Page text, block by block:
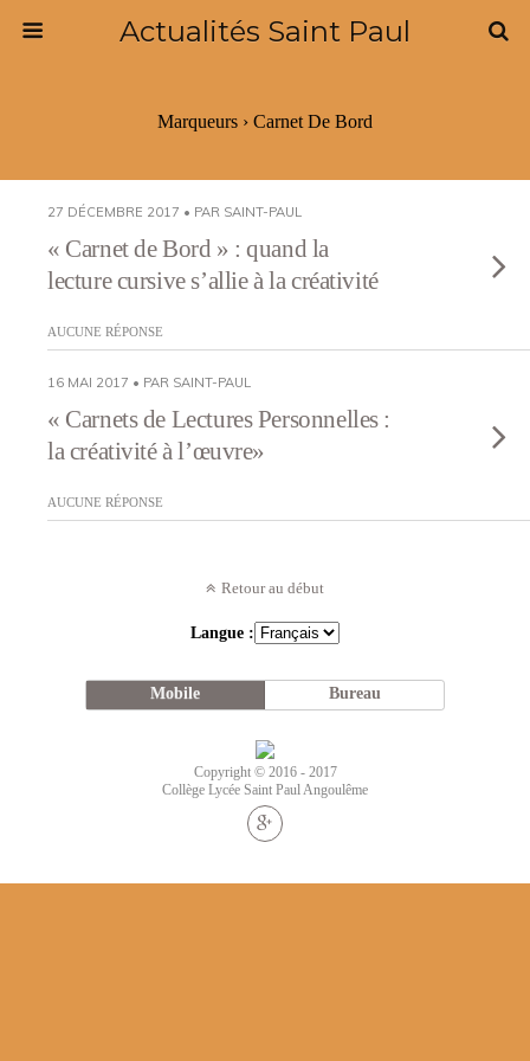
Actualités Saint Paul
Marqueurs › Carnet De Bord
27 DÉCEMBRE 2017 • PAR SAINT-PAUL
« Carnet de Bord » : quand la
lecture cursive s’allie à la créativité
AUCUNE RÉPONSE
16 MAI 2017 • PAR SAINT-PAUL
« Carnets de Lectures Personnelles :
la créativité à l’œuvre»
AUCUNE RÉPONSE
Retour au début
Langue :
Mobile Bureau
Copyright © 2016 - 2017
Collège Lycée Saint Paul Angoulême